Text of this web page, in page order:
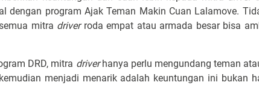
dengan program Ajak Teman Makin Cuan Lalamove.
mitra driverroda empat atau armada besar bisa
DRD, mitra driverhanya perlu mengundang teman
menjadi menarik adalah keuntungan ini bukan